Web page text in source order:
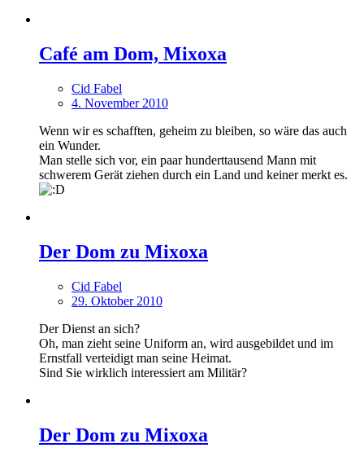
Café am Dom, Mixoxa
Cid Fabel
4. November 2010
Wenn wir es schafften, geheim zu bleiben, so wäre das auch
ein Wunder.
Man stelle sich vor, ein paar hunderttausend Mann mit
schwerem Gerät ziehen durch ein Land und keiner merkt es.
Der Dom zu Mixoxa
Cid Fabel
29. Oktober 2010
Der Dienst an sich?
Oh, man zieht seine Uniform an, wird ausgebildet und im
Ernstfall verteidigt man seine Heimat.
Sind Sie wirklich interessiert am Militär?
Der Dom zu Mixoxa